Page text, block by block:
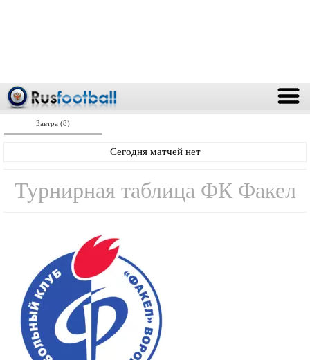
Завтра (8)
Сегодня матчей нет
Турнирная таблица ФК Факел